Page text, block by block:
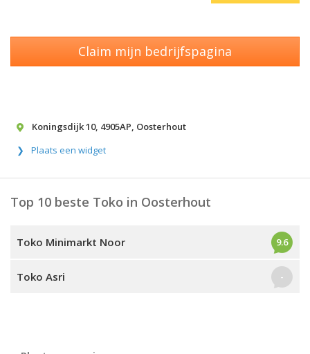
Claim mijn bedrijfspagina
Koningsdijk 10, 4905AP, Oosterhout
Plaats een widget
Top 10 beste Toko in Oosterhout
Toko Minimarkt Noor 9.6
Toko Asri -